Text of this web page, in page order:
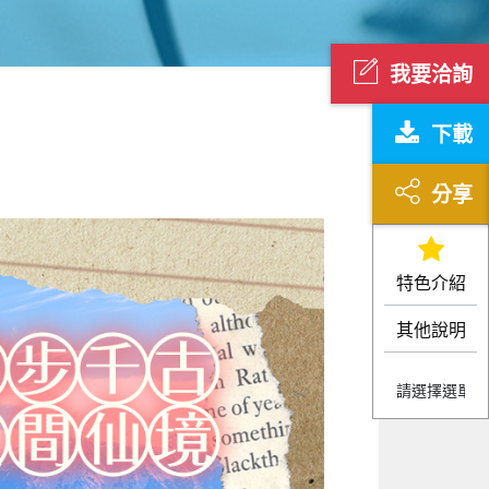
我要洽詢
下載
分享
特色介紹
其他說明